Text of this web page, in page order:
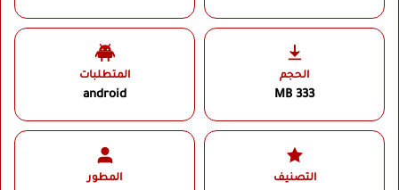
الحجم
333 MB
المتطلبات
android
التصنيف المطور